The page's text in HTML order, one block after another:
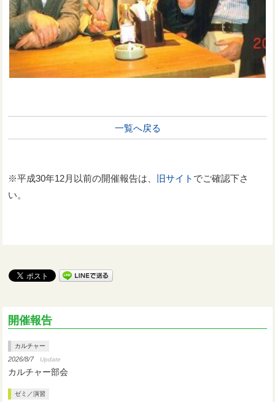
一覧へ戻る
※平成30年12月以前の開催報告は、 旧サイト でご確認下さ
い。
開催報告
カルチャー
2026/8/7 Update
カルチャー部会
ゼミ／演習